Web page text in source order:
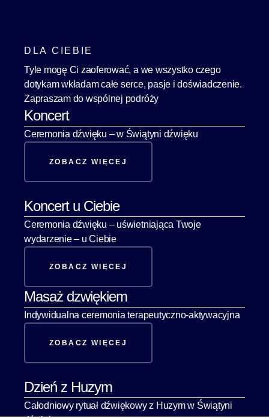
DLA CIEBIE
Tyle mogę Ci zaoferować, a we wszystko czego
dotykam wkładam całe serce, pasje i doświadczenie.
Zapraszam do wspólnej podróży
Koncert
Ceremonia dźwięku – w Świątyni dźwięku
ZOBACZ WIĘCEJ
Koncert u Ciebie
Ceremonia dźwięku – uświetniająca Twoje
wydarzenie – u Ciebie
ZOBACZ WIĘCEJ
Masaż dzwiękiem
Indywidualna ceremonia terapeutyczno-aktywacyjna
ZOBACZ WIĘCEJ
Dzień z Huzym
Całodniowy rytuał dźwiękowy z Huzym w Świątyni